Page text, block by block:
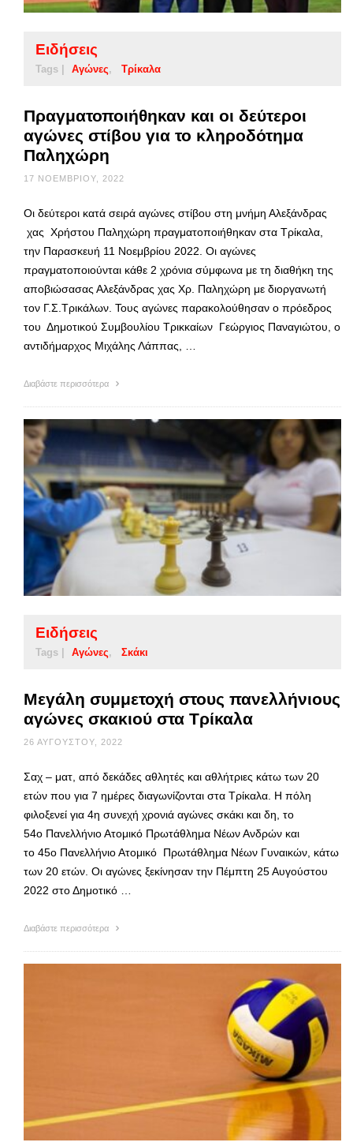
Ειδήσεις
Tags | Αγώνες Τρίκαλα
Πραγματοποιήθηκαν και οι δεύτεροι
αγώνες στίβου για το κληροδότημα
Παληχώρη
17 ΝΟΕΜΒΡΊΟΥ, 2022
Οι δεύτεροι κατά σειρά αγώνες στίβου στη μνήμη Αλεξάνδρας
χας Χρήστου Παληχώρη πραγματοποιήθηκαν στα Τρίκαλα,
την Παρασκευή 11 Νοεμβρίου 2022. Οι αγώνες
πραγματοποιούνται κάθε 2 χρόνια σύμφωνα με τη διαθήκη της
αποβιώσασας Αλεξάνδρας χας Χρ. Παληχώρη με διοργανωτή
τον Γ.Σ.Τρικάλων. Τους αγώνες παρακολούθησαν ο πρόεδρος
του Δημοτικού Συμβουλίου Τρικκαίων Γεώργιος Παναγιώτου, ο
αντιδήμαρχος Μιχάλης Λάππας, …
Διαβάστε περισσότερα
Ειδήσεις
Tags | Αγώνες Σκάκι
Μεγάλη συμμετοχή στους πανελλήνιους
αγώνες σκακιού στα Τρίκαλα
26 ΑΥΓΟΎΣΤΟΥ, 2022
Σαχ – ματ, από δεκάδες αθλητές και αθλήτριες κάτω των 20
ετών που για 7 ημέρες διαγωνίζονται στα Τρίκαλα. Η πόλη
φιλοξενεί για 4η συνεχή χρονιά αγώνες σκάκι και δη, το
54ο Πανελλήνιο Ατομικό Πρωτάθλημα Νέων Ανδρών και
το 45ο Πανελλήνιο Ατομικό Πρωτάθλημα Νέων Γυναικών, κάτω
των 20 ετών. Οι αγώνες ξεκίνησαν την Πέμπτη 25 Αυγούστου
2022 στο Δημοτικό …
Διαβάστε περισσότερα